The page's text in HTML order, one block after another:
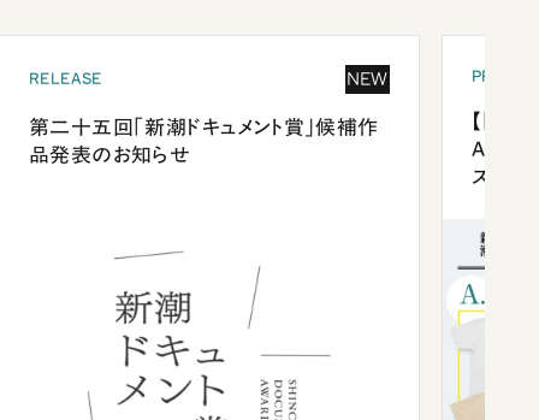
RELEASE NEW
第二十五回「新潮ドキュメント賞」候補作
品発表のお知らせ
【「新
ズプレ